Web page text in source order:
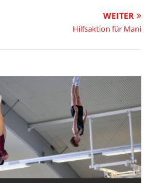
WEITER
Hilfsaktion für Mani